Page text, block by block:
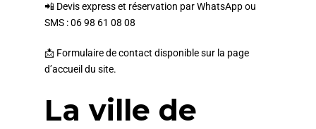
📲 Devis express et réservation par WhatsApp ou
SMS : 06 98 61 08 08
📩 Formulaire de contact disponible sur la page
d’accueil du site.
La ville de